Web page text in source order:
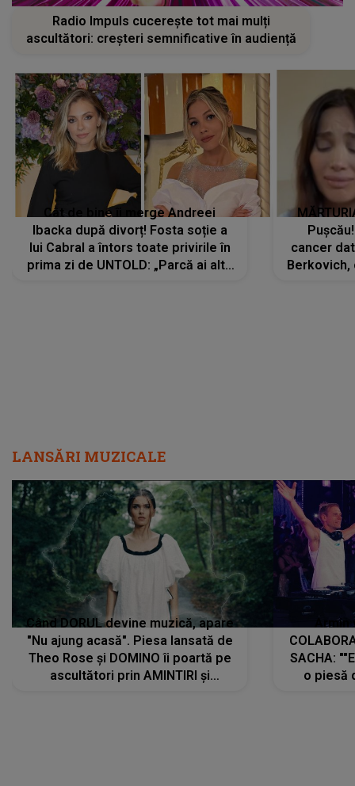
Radio Impuls cucerește tot mai mulți
ascultători: creșteri semnificative în audiență
Cât de bine îi merge Andreei
Ibacka după divorț! Fosta soție a
lui Cabral a întors toate privirile în
prima zi de UNTOLD: „Parcă ai altă
cancer
LANSĂRI MUZICALE
Când DORUL devine muzică, apare
"Nu ajung acasă". Piesa lansată de
Theo Rose și DOMINO îi poartă pe
ascultători prin AMINTIRI și
SACHA:
o piesă